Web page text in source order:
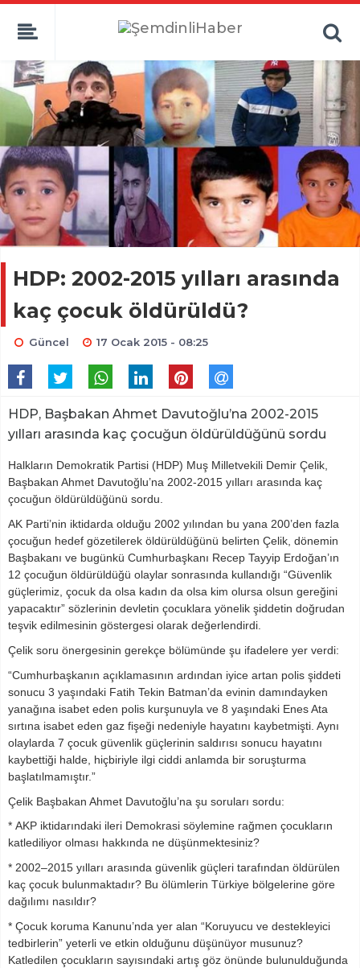
HDP: 2002-2015 yılları arasında
kaç çocuk öldürüldü?
Güncel 17 Ocak 2015 - 08:25
HDP, Başbakan Ahmet Davutoğlu’na 2002-2015
yılları arasında kaç çocuğun öldürüldüğünü sordu
Halkların Demokratik Partisi (HDP) Muş Milletvekili Demir Çelik,
Başbakan Ahmet Davutoğlu’na 2002-2015 yılları arasında kaç
çocuğun öldürüldüğünü sordu.
AK Parti’nin iktidarda olduğu 2002 yılından bu yana 200’den fazla
çocuğun hedef gözetilerek öldürüldüğünü belirten Çelik, dönemin
Başbakanı ve bugünkü Cumhurbaşkanı Recep Tayyip Erdoğan’ın
12 çocuğun öldürüldüğü olaylar sonrasında kullandığı “Güvenlik
güçlerimiz, çocuk da olsa kadın da olsa kim olursa olsun gereğini
yapacaktır” sözlerinin devletin çocuklara yönelik şiddetin doğrudan
teşvik edilmesinin göstergesi olarak değerlendirdi.
Çelik soru önergesinin gerekçe bölümünde şu ifadelere yer verdi:
“Cumhurbaşkanın açıklamasının ardından iyice artan polis şiddeti
sonucu 3 yaşındaki Fatih Tekin Batman’da evinin damındayken
yanağına isabet eden polis kurşunuyla ve 8 yaşındaki Enes Ata
sırtına isabet eden gaz fişeği nedeniyle hayatını kaybetmişti. Aynı
olaylarda 7 çocuk güvenlik güçlerinin saldırısı sonucu hayatını
kaybettiği halde, hiçbiriyle ilgi ciddi anlamda bir soruşturma
başlatılmamıştır.”
Çelik Başbakan Ahmet Davutoğlu’na şu soruları sordu:
* AKP iktidarındaki ileri Demokrasi söylemine rağmen çocukların
katlediliyor olması hakkında ne düşünmektesiniz?
* 2002–2015 yılları arasında güvenlik güçleri tarafından öldürülen
kaç çocuk bulunmaktadır? Bu ölümlerin Türkiye bölgelerine göre
dağılımı nasıldır?
* Çocuk koruma Kanunu’nda yer alan “Koruyucu ve destekleyici
tedbirlerin” yeterli ve etkin olduğunu düşünüyor musunuz?
Katledilen çocukların sayısındaki artış göz önünde bulunulduğunda